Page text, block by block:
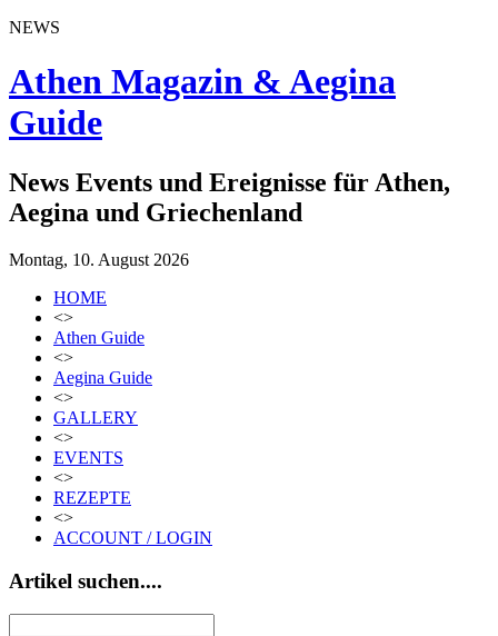
NEWS
Athen Magazin & Aegina
Guide
News Events und Ereignisse für Athen,
Aegina und Griechenland
Montag, 10. August 2026
HOME
<>
Athen Guide
<>
Aegina Guide
<>
GALLERY
<>
EVENTS
<>
REZEPTE
<>
ACCOUNT / LOGIN
Artikel suchen....